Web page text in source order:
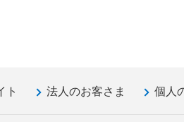
ト 法人のお客さま 個人